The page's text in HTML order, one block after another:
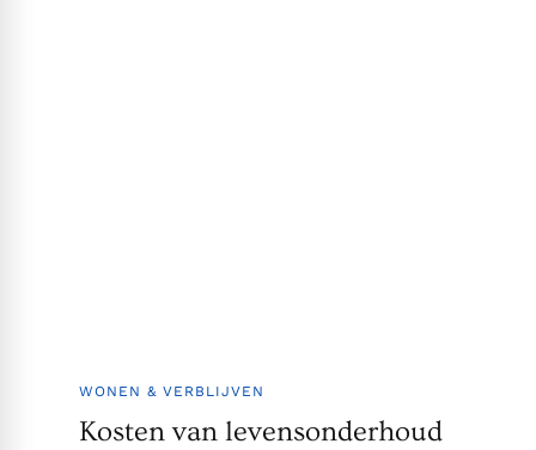
WONEN & VERBLIJVEN
Kosten van levensonderhoud